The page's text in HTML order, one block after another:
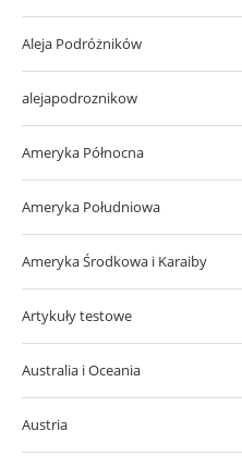
Aleja Podróżników
alejapodroznikow
Ameryka Północna
Ameryka Południowa
Ameryka Środkowa i Karaiby
Artykuły testowe
Australia i Oceania
Austria